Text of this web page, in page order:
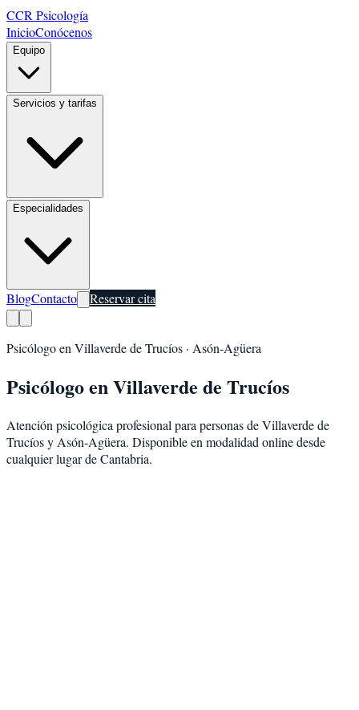
CCR Psicología
InicioConócenos
Equipo
Servicios y tarifas
Especialidades
BlogContacto Reservar cita
Psicólogo en Villaverde de Trucíos · Asón-Agüera
Psicólogo enVillaverde de Trucíos
Atención psicológica profesional para personas deVillaverde de
Trucíosy Asón-Agüera. Disponible en modalidad online desde
cualquier lugar de Cantabria.